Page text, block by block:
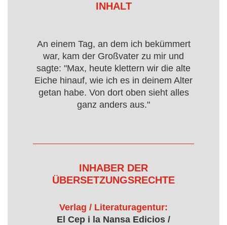
INHALT
An einem Tag, an dem ich bekümmert
war, kam der Großvater zu mir und
sagte: "Max, heute klettern wir die alte
Eiche hinauf, wie ich es in deinem Alter
getan habe. Von dort oben sieht alles
ganz anders aus."
INHABER DER
ÜBERSETZUNGSRECHTE
Verlag / Literaturagentur:
El Cep i la Nansa Edicios /